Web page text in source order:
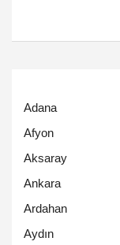
Adana
Afyon
Aksaray
Ankara
Ardahan
Aydın